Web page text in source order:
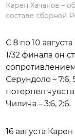
Карен Хачанов –
составе сборной
С 8 по 10
1/32 финала он
Серундоло – 7:6,
потерпел
Чилича – 3:6, 2:6.
16 августа